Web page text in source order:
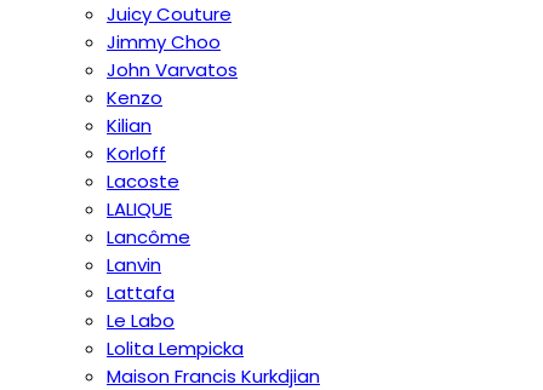
Juicy Couture
Jimmy Choo
John Varvatos
Kenzo
Kilian
Korloff
Lacoste
LALIQUE
Lancôme
Lanvin
Lattafa
Le Labo
Lolita Lempicka
Maison Francis Kurkdjian